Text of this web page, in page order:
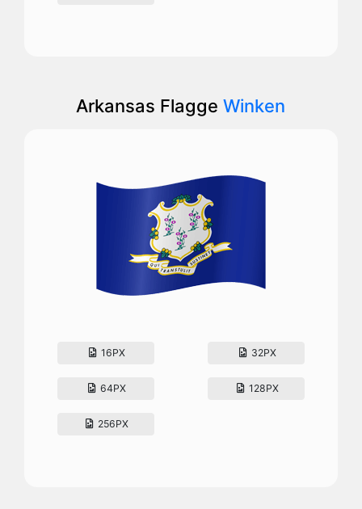
Arkansas FlaggeWinken
16PX 32PX
64PX 128PX
256PX